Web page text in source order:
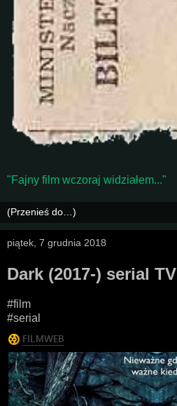
"Fajny film wczoraj widziałem..."
piątek, 7 grudnia 2018
Dark (2017-) serial TV
#film
#serial